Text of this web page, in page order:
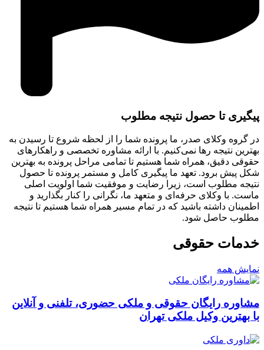
پیگیری تا حصول نتیجه مطلوب
در گروه وکلای صدر، ما پرونده شما را از لحظه شروع تا رسیدن به
بهترین نتیجه رها نمی‌کنیم. با ارائه مشاوره تخصصی و راهکارهای
حقوقی دقیق، همراه شما هستیم تا تمامی مراحل پرونده به بهترین
شکل پیش برود. تعهد ما پیگیری کامل و مستمر پرونده تا حصول
نتیجه مطلوب است، زیرا رضایت و موفقیت شما اولویت اصلی
ماست. با وکلای حرفه‌ای و متعهد ما، نگرانی را کنار بگذارید و
اطمینان داشته باشید که در تمام مسیر همراه شما هستیم تا نتیجه
مطلوب حاصل شود.
خدمات حقوقی
نمایش همه
مشاوره رایگان حقوقی و ملکی حضوری، تلفنی و آنلاین
با بهترین وکیل ملکی تهران